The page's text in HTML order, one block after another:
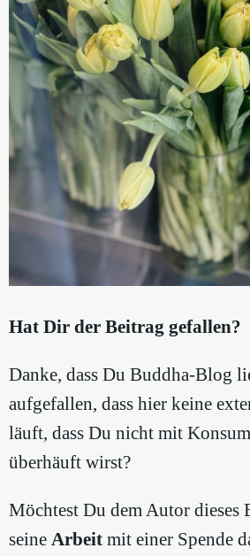
Hat Dir der Beitrag gefallen?
Danke, dass Du Buddha-Blog
aufgefallen, dass hier keine
läuft, dass Du nicht mit
überhäuft wirst?
Möchtest Du dem Autor dieses
seine Arbeit mit einer Spende